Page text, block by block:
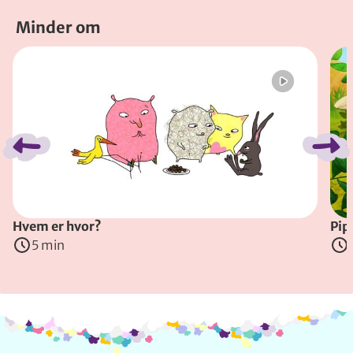
Minder om
Spring bånd over
Hvem er hvor?
5 min
Info og kontakt